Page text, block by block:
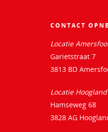
CONTACT
Locatie
Garietstraat 7
3813 BD
Locatie Hoogland
Hamseweg 68
3828 AG